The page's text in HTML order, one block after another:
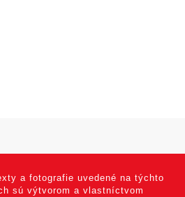
a fotografie uvedené na týchto
sú výtvorom a vlastníctvom